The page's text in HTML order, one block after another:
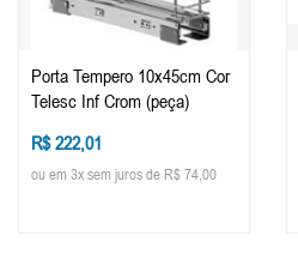
Porta Tempero 10x45cm Cor
Telesc Inf Crom (peça)
R$ 222,01
ou em 3x sem juros de R$ 74,00